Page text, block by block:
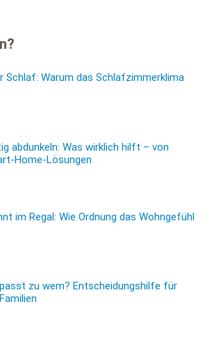
Schlaf: Warum das Schlafzimmerklima
abdunkeln: Was wirklich hilft – von
Home-Lösungen
im Regal: Wie Ordnung das Wohngefühl
zu wem? Entscheidungshilfe für